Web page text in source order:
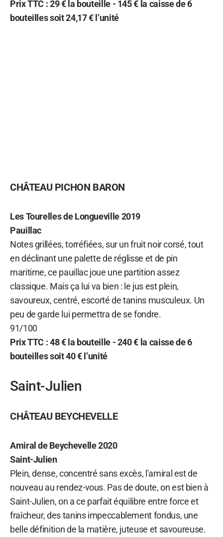
Prix TTC : 29 € la bouteille - 145 € la caisse de 6
bouteilles soit 24,17 € l’unité
CHÂTEAU PICHON BARON
Les Tourelles de Longueville 2019
Pauillac
Notes grillées, torréfiées, sur un fruit noir corsé, tout
en déclinant une palette de réglisse et de pin
maritime, ce pauillac joue une partition assez
classique. Mais ça lui va bien : le jus est plein,
savoureux, centré, escorté de tanins musculeux. Un
peu de garde lui permettra de se fondre.
91/100
Prix TTC : 48 € la bouteille - 240 € la caisse de 6
bouteilles soit 40 € l’unité
Saint-Julien
CHÂTEAU BEYCHEVELLE
Amiral de Beychevelle2020
Saint-Julien
Plein, dense, concentré sans excès, l'amiral est de
nouveau au rendez-vous. Pas de doute, on est bien à
Saint-Julien, on a ce parfait équilibre entre force et
fraîcheur, des tanins impeccablement fondus, une
belle définition de la matière, juteuse et savoureuse.